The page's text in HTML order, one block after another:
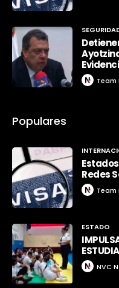
Team
Populares
Redes
Team
ESTADO
NVC